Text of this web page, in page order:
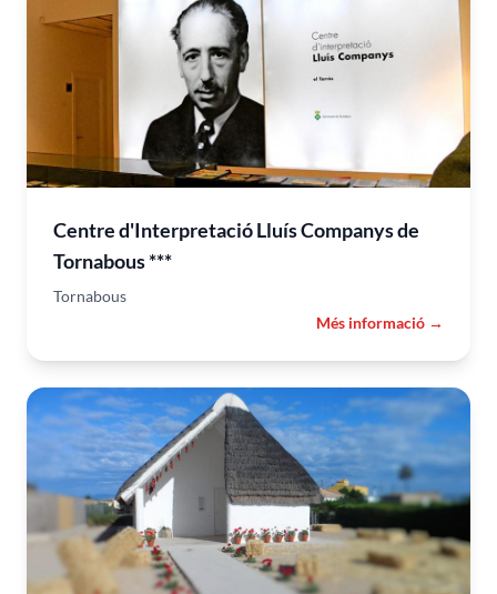
Centre d'Interpretació Lluís Companys de
Tornabous ***
Tornabous
Més informació →